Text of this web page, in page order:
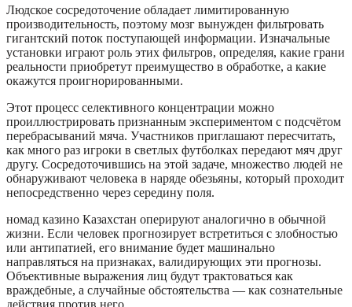
Людское сосредоточение обладает лимитированную
производительность, поэтому мозг вынужден фильтровать
гигантский поток поступающей информации. Изначальные
установки играют роль этих фильтров, определяя, какие грани
реальности приобретут преимущество в обработке, а какие
окажутся проигнорированными.
Этот процесс селективного концентрации можно
проиллюстрировать признанным экспериментом с подсчётом
перебрасываний мяча. Участников приглашают пересчитать,
как много раз игроки в светлых футболках передают мяч друг
другу. Сосредоточившись на этой задаче, множество людей не
обнаруживают человека в наряде обезьяны, который проходит
непосредственно через середину поля.
номад казино Казахстан оперируют аналогично в обычной
жизни. Если человек прогнозирует встретиться с злобностью
или антипатией, его внимание будет машинально
направляться на признаках, валидирующих эти прогнозы.
Объективные выражения лиц будут трактоваться как
враждебные, а случайные обстоятельства — как сознательные
действия против него.